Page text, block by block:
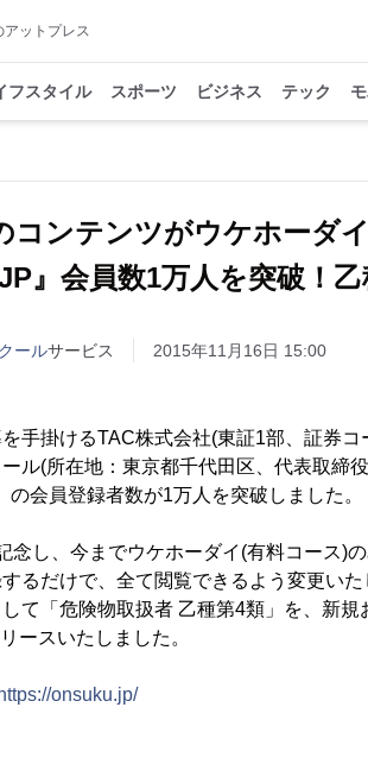
ットプレス
フスタイル スポーツ ビジネス テック
コンテンツがウケホーダ
』会員数1万人を突破！
ールサービス 2015年11月16日 15:00
手掛けるTAC株式会社(東証1部、証券
ル(所在地：東京都千代田区、代表取締
の会員登録者数が1万人を突破しました。
念し、今までウケホーダイ(有料コース)
るだけで、全て閲覧できるよう変更いた
て「危険物取扱者 乙種第4類」を、新
ースいたしました。
https://onsuku.jp/